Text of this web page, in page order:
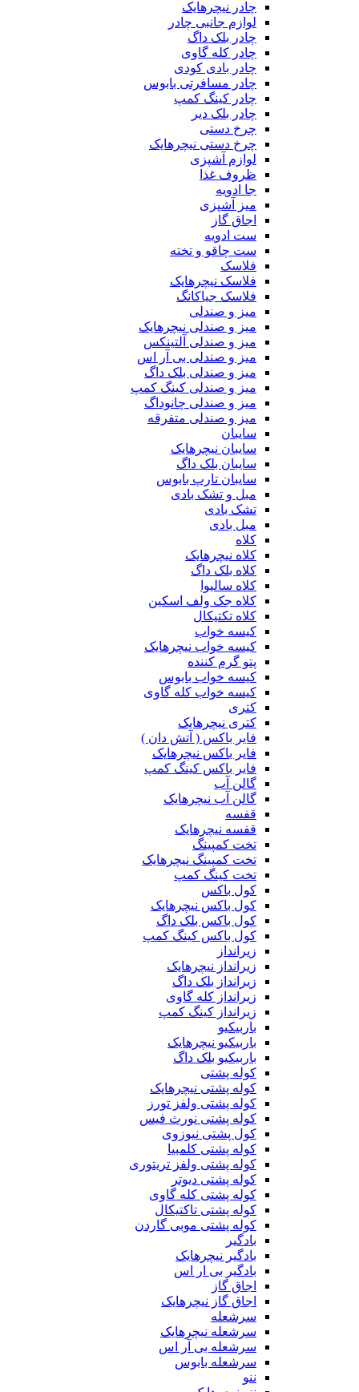
چادر نیچرهایک
لوازم جانبی چادر
چادر بلک داگ
چادر کله گاوی
چادر بادی کودی
چادر مسافرتی بابوس
چادر کینگ کمپ
چادر بلک دیر
چرخ دستی
چرخ دستی نیچرهایک
لوازم آشپزی
ظروف غذا
جا ادویه
میز آشپزی
اجاق گاز
ست ادویه
ست چاقو و تخته
فلاسک
فلاسک نیچرهایک
فلاسک جیاکانگ
میز و صندلی
میز و صندلی نیچرهایک
میز و صندلی آلتینکس
میز و صندلی بی آر اس
میز و صندلی بلک داگ
میز و صندلی کینگ کمپ
میز و صندلی چانوداگ
میز و صندلی متفرقه
سایبان
سایبان نیچرهایک
سایبان بلک داگ
سایبان تارپ بابوس
مبل و تشک بادی
تشک بادی
مبل بادی
کلاه
کلاه نیچرهایک
کلاه بلک داگ
کلاه سالیوا
کلاه جک‌ ولف‌ اسکین
کلاه تکتیکال
کیسه خواب
کیسه خواب نیچرهایک
پتو گرم کننده
کیسه خواب بابوس
کیسه خواب کله گاوی
کتری
کتری نیچرهایک
فایر باکس ( آتش دان )
فایر باکس نیچرهایک
فایر باکس کینگ کمپ
گالن آب
گالن آب نیچرهایک
قفسه
قفسه نیچرهایک
تخت کمپینگ
تخت کمپینگ نیچرهایک
تخت کینگ کمپ
کول باکس
کول باکس نیچرهایک
کول باکس بلک داگ
کول باکس کینگ کمپ
زیرانداز
زیرانداز نیچرهایک
زیرانداز بلک داگ
زیرانداز کله گاوی
زیرانداز کینگ کمپ
باربیکیو
باربیکیو نیچرهایک
باربیکیو بلک داگ
کوله پشتی
کوله پشتی نیچرهایک
کوله پشتی ولفز تورز
کوله پشتی نورث فیس
کول پشتی نیوزوی
کوله پشتی کلمبیا
کوله پشتی ولفز تریتوری
کوله پشتی دیوتر
کوله پشتی کله گاوی
کوله پشتی تاکتیکال
کوله پشتی موبی گاردن
بادگیر
بادگیر نیچرهایک
بادگیر بی ار اس
اجاق گاز
اجاق گاز نیچرهایک
سرشعله
سرشعله نیچرهایک
سرشعله بی آر اس
سرشعله بابوس
ننو